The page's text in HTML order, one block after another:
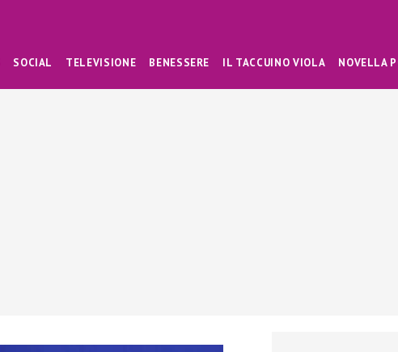
SOCIAL TELEVISIONE BENESSERE IL TACCUINO VIOLA NOVELLA